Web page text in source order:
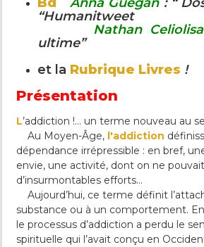
Bd
Anna Guégan: “
“Humanitweet
Nathan Celiolisa
ultime”
et la Rubrique Livres !
Présentation
L’addiction !… un terme nouveau au
Au Moyen-Âge, l'addiction
dépendance irrépressible : en bref,
envie, une activité, dont on ne
d’insurmontables efforts…
Aujourd’hui, ce terme définit
substance ou à un comportement.
le processus d’addiction a perdu le
spirituelle qui l’avait conçu en